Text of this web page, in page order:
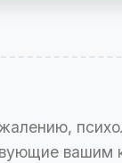
вашим